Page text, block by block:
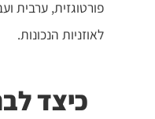
פורטוגזית, ערבית
לאוזניות הנכונות.
כיצד